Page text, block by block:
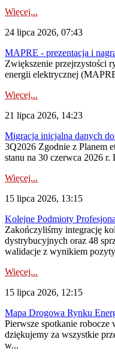
Więcej...
24 lipca 2026, 07:43
MAPRE - prezentacja i
Zwiększenie przejrzystości
energii elektrycznej
Więcej...
21 lipca 2026, 14:23
Migracja inicjalna danych
3Q2026 Zgodnie z Planem
stanu na 30 czerwca 2026 r.
Więcej...
15 lipca 2026, 13:15
Kolejne Podmioty
Zakończyliśmy integrację
dystrybucyjnych oraz 48
walidacje z wynikiem
Więcej...
15 lipca 2026, 12:15
Mapa Drogowa Rynku
Pierwsze spotkanie
dziękujemy za wszystkie
w...